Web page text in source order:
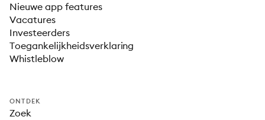
Nieuwe app features
Vacatures
Investeerders
Toegankelijkheidsverklaring
Whistleblow
ONTDEK
Zoek